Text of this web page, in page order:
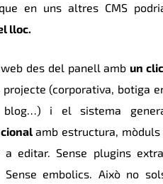
en uns altres CMS
lloc.
des del panell amb un
(corporativa, botiga
blog…) i el sistema
amb estructura, mòduls
editar. Sense plugins
Sense embolics. Això no